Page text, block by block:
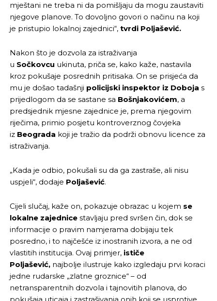
mještani ne treba ni da pomišljaju da mogu zaustaviti
njegove planove. To dovoljno govori o načinu na koji
je pristupio lokalnoj zajednici“, tvrdi Poljašević.
Nakon što je dozvola za istraživanja
u Sočkovcu ukinuta, priča se, kako kaže, nastavila
kroz pokušaje posrednih pritisaka. On se prisjeća da
mu je došao tadašnji policijski inspektor iz Doboja s
prijedlogom da se sastane sa Bošnjakovićem, a
predsjednik mjesne zajednice je, prema njegovim
riječima, primio posjetu kontroverznog čovjeka
iz Beograda koji je tražio da podrži obnovu licence za
istraživanja.
„Kada je odbio, pokušali su da ga zastraše, ali nisu
uspjeli“, dodaje Poljašević.
Cijeli slučaj, kaže on, pokazuje obrazac u kojem se
lokalne zajednice stavljaju pred svršen čin, dok se
informacije o pravim namjerama dobijaju tek
posredno, i to najčešće iz inostranih izvora, a ne od
vlastitih institucija. Ovaj primjer, ističe
Poljašević, najbolje ilustruje kako izgledaju prvi koraci
jedne rudarske „zlatne groznice“ – od
netransparentnih dozvola i tajnovitih planova, do